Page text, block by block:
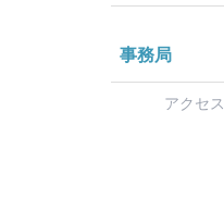
事務局
アクセス